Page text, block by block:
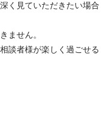
く見ていただきたい場合
ません。
談者様が楽しく過ごせる